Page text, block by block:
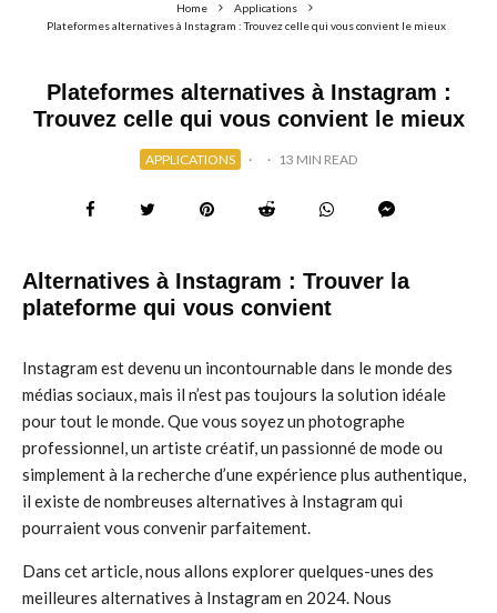
Home
Applications
Plateformes alternatives à Instagram : Trouvez celle qui vous convient le mieux
Plateformes alternatives à Instagram :
Trouvez celle qui vous convient le mieux
APPLICATIONS · · 13 MIN READ
Alternatives à Instagram : Trouver la
plateforme qui vous convient
Instagram est devenu un incontournable dans le monde des
médias sociaux, mais il n’est pas toujours la solution idéale
pour tout le monde. Que vous soyez un photographe
professionnel, un artiste créatif, un passionné de mode ou
simplement à la recherche d’une expérience plus authentique,
il existe de nombreuses alternatives à Instagram qui
pourraient vous convenir parfaitement.
Dans cet article, nous allons explorer quelques-unes des
meilleures alternatives à Instagram en 2024. Nous